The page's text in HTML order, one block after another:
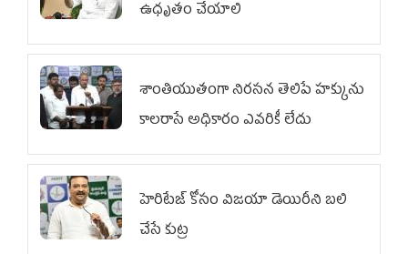
ఉధృతం చేయాలి
శాంతియుతంగా నిరసన తెలిపే హక్కును
కాలరాసే అధికారం ఎవరికీ లేదు
హెరిటేజ్ కోసం విజయా డెయిరీని బలి
చేసే కుట్ర‌